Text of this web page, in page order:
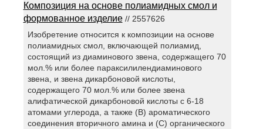
Композиция на основе полиамидных смол и
формованное изделие// 2557626
Изобретение относится к композиции на основе
полиамидных смол, включающей полиамид,
состоящий из диаминового звена, содержащего 70
мол.% или более параксилилендиаминового
звена, и звена дикарбоновой кислоты,
содержащего 70 мол.% или более звена
алифатической дикарбоновой кислоты с 6-18
атомами углерода, а также (В) ароматического
соединения вторичного амина и (С) органического